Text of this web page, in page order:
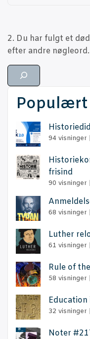
2. Du har fulgt et
efter andre nøgleord.
Søg
Populært
94 visninger
frisind
90 visninger
68 visninger
Lut­her
61 visninger
Rule of
58 visninger
32 visninger
Noter